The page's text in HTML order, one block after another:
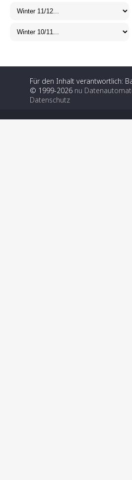
Für den Inhalt verantwortlich:
© 1999-2026 nu
Datenschutz